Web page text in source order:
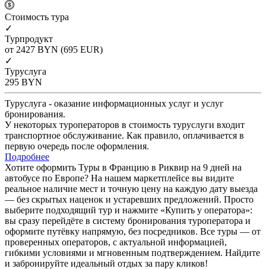
Cтоимость тура
✓
Турпродукт
от 2427 BYN (695 EUR)
✓
Туруслуга
295 BYN
Туруслуга - оказание информационных услуг и услуг
бронирования.
У некоторых туроператоров в стоимость туруслуги входит
транспортное обслуживание. Как правило, оплачивается в
первую очередь после оформления.
Подробнее
Хотите оформить Туры в Францию в Риквир на 9 дней на
автобусе по Европе? На нашем маркетплейсе вы видите
реальное наличие мест и точную цену на каждую дату выезда
— без скрытых наценок и устаревших предложений. Просто
выберите подходящий тур и нажмите «Купить у оператора»:
вы сразу перейдёте в систему бронирования туроператора и
оформите путёвку напрямую, без посредников. Все туры — от
проверенных операторов, с актуальной информацией,
гибкими условиями и мгновенным подтверждением. Найдите
и забронируйте идеальный отдых за пару кликов!